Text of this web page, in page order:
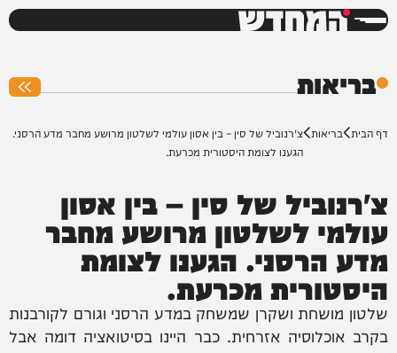
המחדש
בריאות
דף הבית בריאות צ'רנוביל של סין – בין אסון עולמי לשלטון מרושע מחבר מדע הרסני.
הגענו לצומת היסטורית מכרעת.
צ'רנוביל של סין – בין אסון
עולמי לשלטון מרושע מחבר
מדע הרסני. הגענו לצומת
היסטורית מכרעת.
שלטון מושחת ושקרן שמשחק במדע הרסני וגורם לקורבנות
בקרב אוכלוסיה אזרחית. כבר היינו בסיטואציה דומה אבל